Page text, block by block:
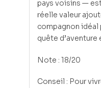
pays voisins —
réelle valeur
compagnon idéal
quête
Note : 18/20
Conseil : Pour